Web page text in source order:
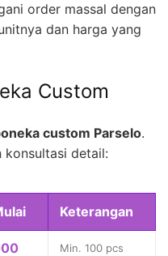
order massal dengan
dan harga yang
Custom
custom Parselo.
konsultasi detail:
Keterangan
Min. 100 pcs